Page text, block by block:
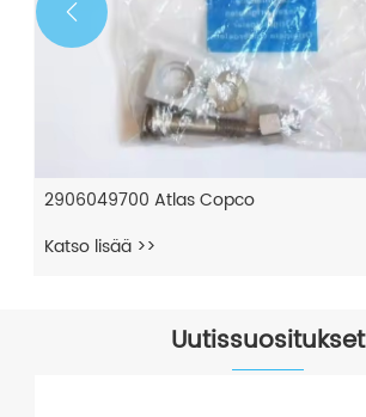
2906049700 Atlas Copco
Katso lisää >>

Uutissuositukset